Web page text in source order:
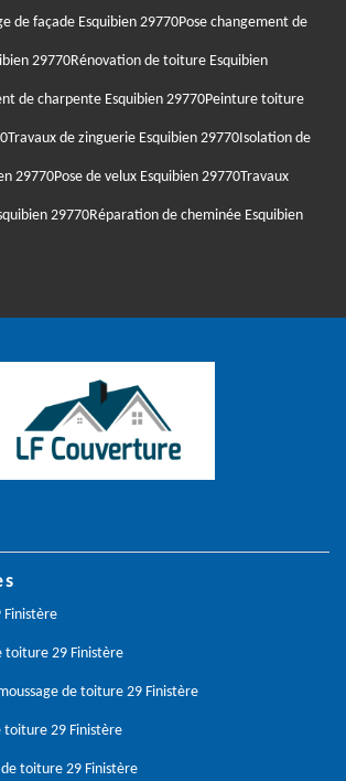
de façade Esquibien 29770Pose changement de
29770Rénovation de toiture Esquibien
de charpente Esquibien 29770Peinture toiture
Travaux de zinguerie Esquibien 29770Isolation de
29770Pose de velux Esquibien 29770Travaux
29770Réparation de cheminée Esquibien
Finistère
toiture 29 Finistère
de toiture 29 Finistère
toiture 29 Finistère
toiture 29 Finistère